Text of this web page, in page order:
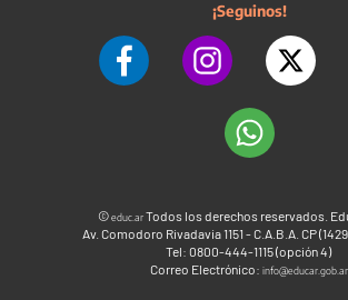
¡Seguinos!
©educ.arTodos los derechos reservados.
Av. Comodoro Rivadavia 1151 - C.A.B.A. CP
Tel: 0800-444-1115 (opción 4)
Correo Electrónico: info@educar.gob.ar